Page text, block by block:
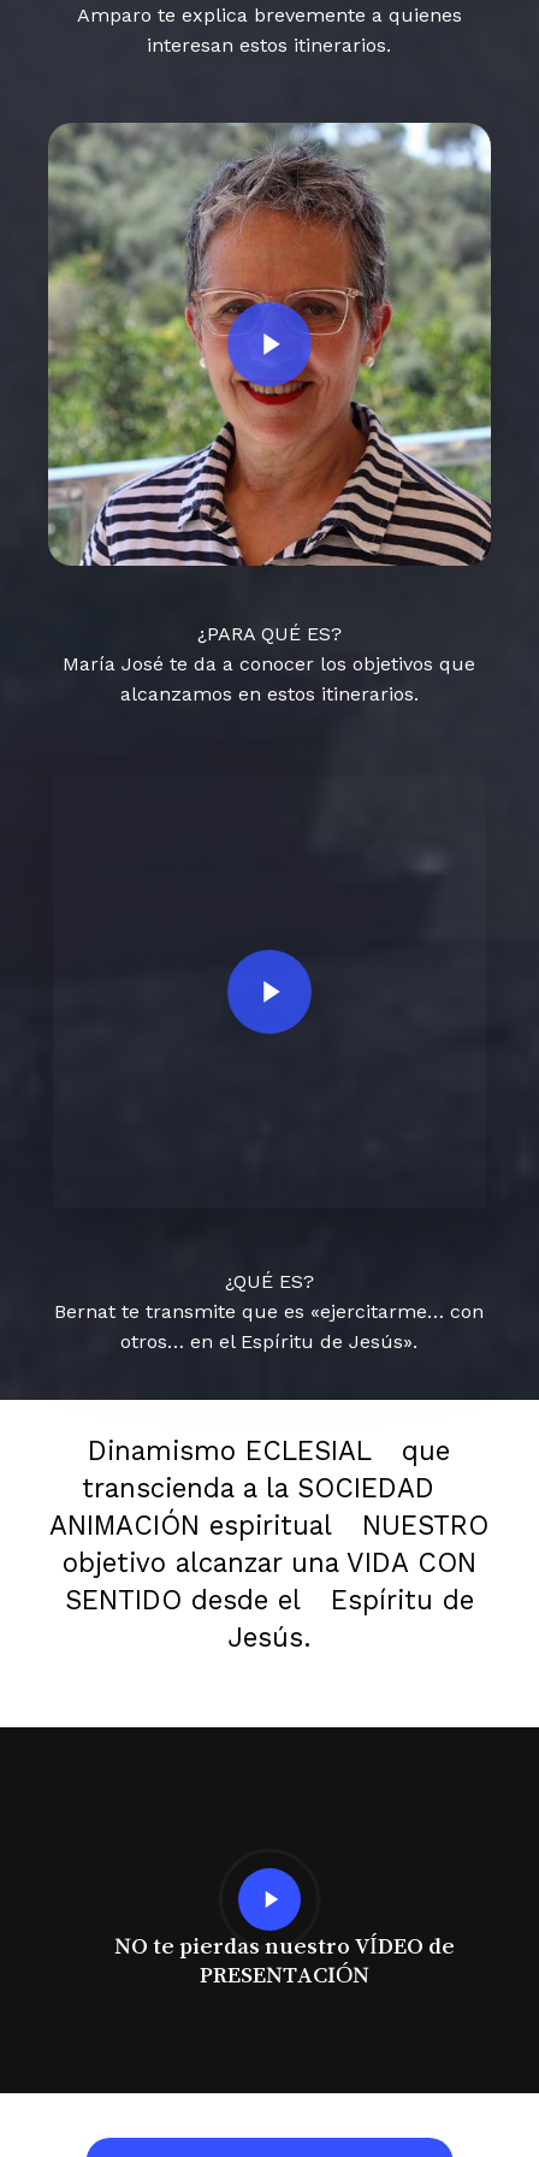
Amparo te explica brevemente a quienes
interesan estos itinerarios.
Play Video
¿PARA QUÉ ES?
María José te da a conocer los objetivos que
alcanzamos en estos itinerarios.
Play Video
¿QUÉ ES?
Bernat te transmite que es «ejercitarme… con
otros… en el Espíritu de Jesús».
Dinamismo ECLESIAL
que
transcienda a la SOCIEDAD
ANIMACIÓN espiritual
NUESTRO
objetivo alcanzar una VIDA CON
SENTIDO desde el
Espíritu de
Jesús.
Play
Video
NO te pierdas nuestro VÍDEO de
PRESENTACIÓN